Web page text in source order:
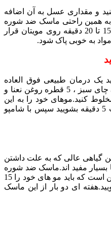
و مقداری عسل به آن اضافه
به همین راحتی ماسک ضد شوره
ی شما آماده است آن را به مدت 15 تا 20 دقیقه روی مویتان قرار
مواد به خوبی پاک شود.
درمان طبیعی فوق العاده
برای شوره ی سر است یک فنجان چای سبز ، 5 قطره روغن نعنا و
کنید.موهای خود را به این
ماسک آغشت کنید و بعد از گذشت 5 دقیقه بشویید سپس با شامپو
گیاهی عالی که به علت داشتن
مو ها بسیار مفید اند.ماسک ضد شوره
ای عالی حاصل ترکیب این دو روغن است که باید مو های خود را 15
ای دو بار از این ماسک